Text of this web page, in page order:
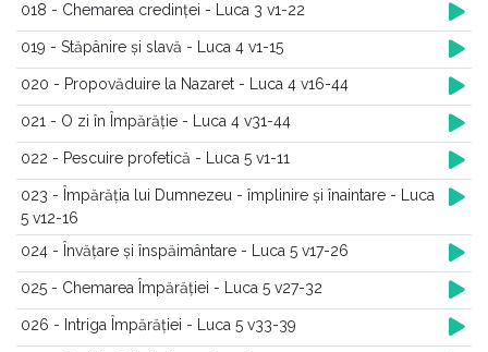
018 - Chemarea credinței - Luca 3 v1-22
019 - Stăpânire și slavă - Luca 4 v1-15
020 - Propovăduire la Nazaret - Luca 4 v16-44
021 - O zi în Împărăție - Luca 4 v31-44
022 - Pescuire profetică - Luca 5 v1-11
023 - Împărăția lui Dumnezeu - împlinire și înaintare - Luca
5 v12-16
024 - Învățare și înspăimântare - Luca 5 v17-26
025 - Chemarea Împărăției - Luca 5 v27-32
026 - Intriga Împărăției - Luca 5 v33-39